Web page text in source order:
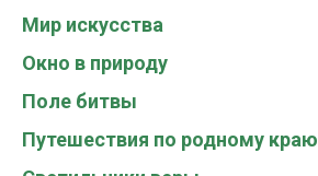
Мир искусства
Окно в природу
Поле битвы
Путешествия по родному краю